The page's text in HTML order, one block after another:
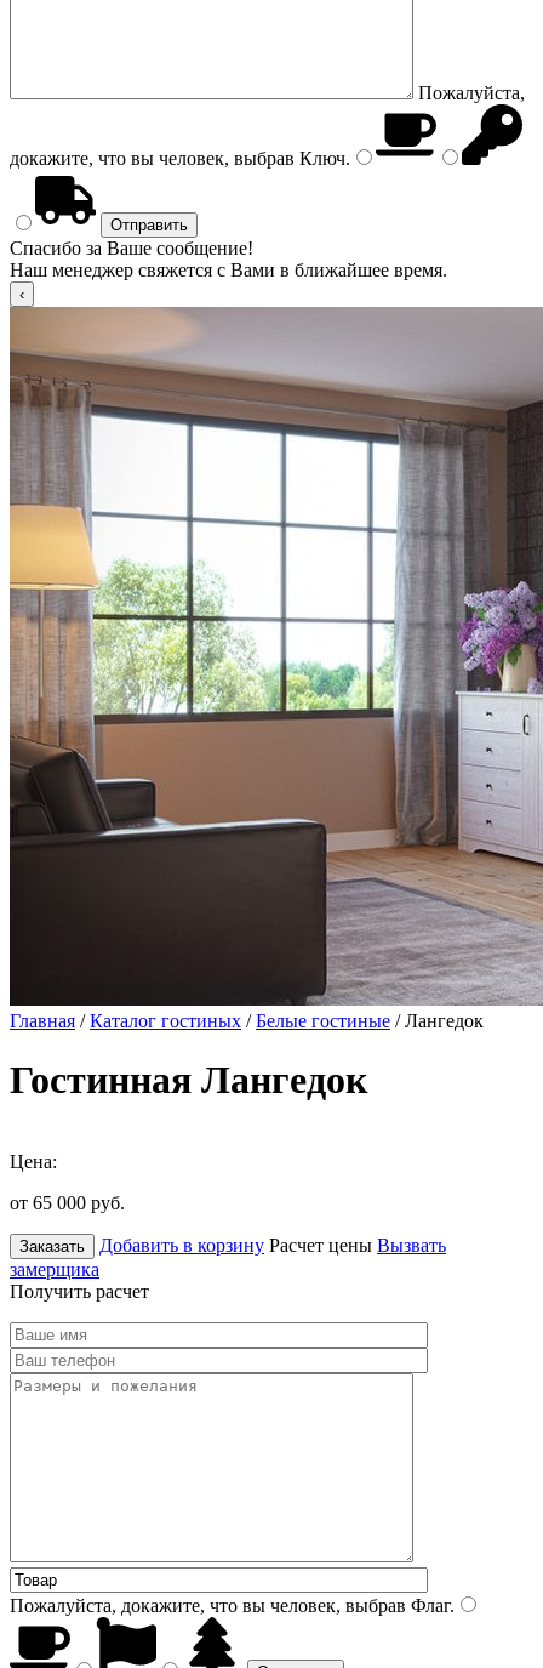
Пожалуйста,
докажите, что вы человек, выбрав Ключ.
Спасибо за Ваше сообщение!
Наш менеджер свяжется с Вами в ближайшее время.
Главная /Каталог гостиных /Белые гостиные / Лангедок
Гостинная Лангедок
Цена:
от 65 000 руб.
Заказать Добавить в корзину Расчет цены Вызвать
замерщика
Получить расчет
Пожалуйста, докажите, что вы человек, выбрав Флаг.